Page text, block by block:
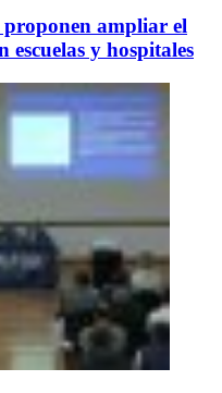
ampliar el
escuelas y hospitales